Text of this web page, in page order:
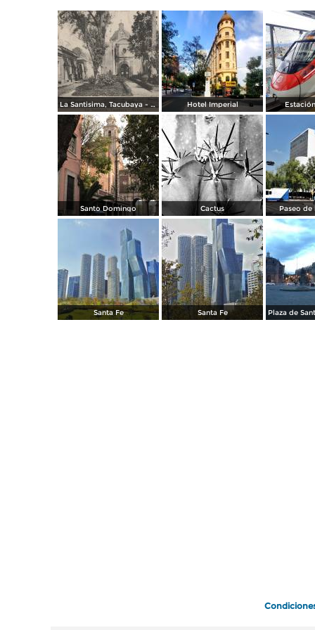
La Santisima, Tacubaya - México Hotel Imperial
Santo Domingo Cactus Paseo
Santa Fe Santa Fe